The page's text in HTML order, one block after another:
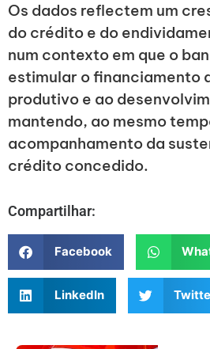
Os dados reflectem um
do crédito e do
num contexto em que o
estimular o financiamento
produtivo e ao
mantendo, ao mesmo
acompanhamento da
crédito concedido.
Compartilhar:
Facebook
LinkedIn